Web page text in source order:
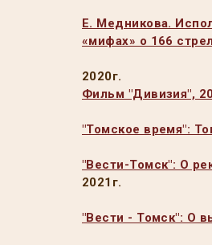
Е. Медникова.
«мифах» о 166
2020г.
Фильм "Дивизия",
"Томское время":
"Вести-Томск": О
2021г.
"Вести - Томск": О